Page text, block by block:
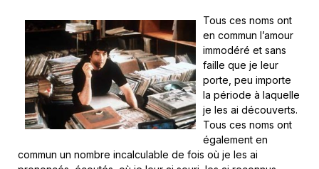
Tous ces noms ont
en commun l’amour
immodéré et sans
faille que je leur
porte, peu importe
la période à laquelle
je les ai découverts.
Tous ces noms ont
également en
commun un nombre incalculable de fois où je les ai